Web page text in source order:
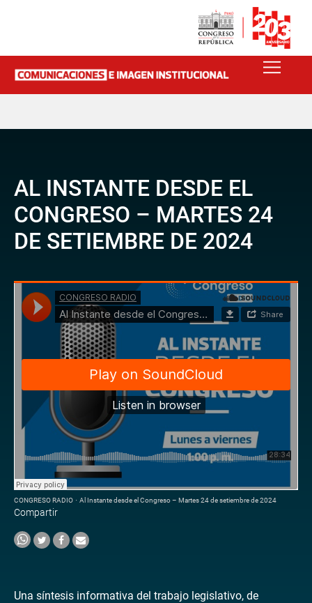
AL INSTANTE DESDE EL
CONGRESO – MARTES 24
DE SETIEMBRE DE 2024
CONGRESO RADIO · Al Instante desde el Congreso – Martes 24 de setiembre de 2024
Compartir
Una síntesis informativa del trabajo legislativo, de